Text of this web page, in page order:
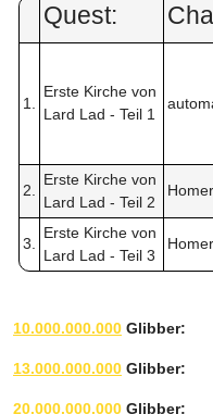
Quest:
1.
Erste Kirche von
Lard Lad - Teil 1
2.
Erste Kirche von
Lard Lad - Teil 2
Homer
3.
Erste Kirche von
Lard Lad - Teil 3
Homer
10.000.000.000 Glibber:
13.000.000.000 Glibber:
20.000.000.000 Glibber: